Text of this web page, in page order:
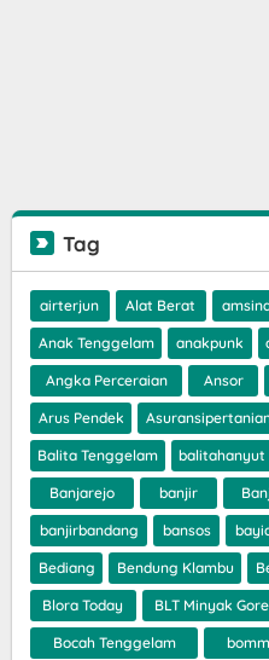
Tag
airterjun Alat Berat
Anak Tenggelam anakpunk
Angka Perceraian Ansor
Arus Pendek
Balita Tenggelam balitahanyut
Banjarejo banjir
banjirbandang bansos
Bediang Bendung Klambu
Blora Today BLT Minyak
Bocah Tenggelam